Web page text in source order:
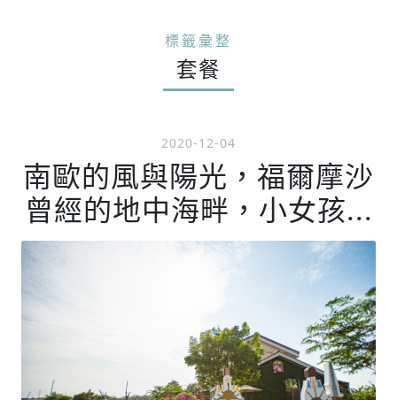
標籤彙整
套餐
2020-12-04
南歐的風與陽光，福爾摩沙
曾經的地中海畔，小女孩...